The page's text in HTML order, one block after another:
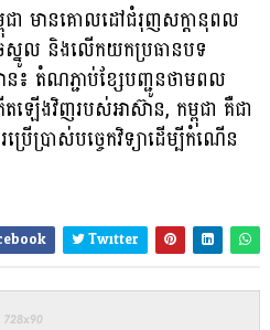
ពុជា មានគោលដៅជំរុញសក្តានុពល
នូល និងលើកយកប្រធានបទ
ន៖ តំណភ្ជាប់ខ្សែបញ្ជូនថាមពល
ឡើងវិញរបស់អាស៊ាន, កម្ពុជា គឺជា
រើប្រាស់​បច្ចេក​វិទ្យាដើម្បីកំណើន
Twitter